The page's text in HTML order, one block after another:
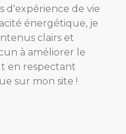
d'expérience de vie
énergétique, je
clairs et
à améliorer le
en respectant
sur mon site !